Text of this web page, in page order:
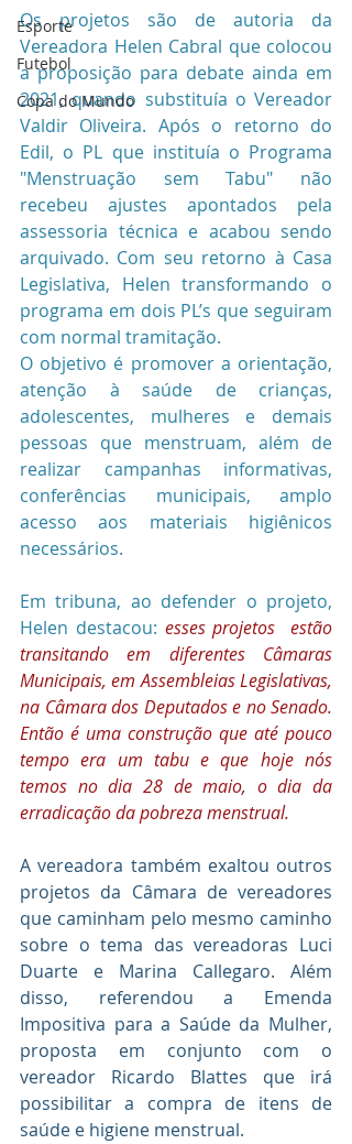
Esporte
Futebol
Copa do Mundo
Os projetos são de autoria da
Vereadora Helen Cabral que colocou
a proposição para debate ainda em
2021, quando substituía o Vereador
Valdir Oliveira. Após o retorno do
Edil, o PL que instituía o Programa
"Menstruação sem Tabu" não
recebeu ajustes apontados pela
assessoria técnica e acabou sendo
arquivado. Com seu retorno à Casa
Legislativa, Helen transformando o
programa em dois PL’s que seguiram
com normal tramitação.
O objetivo é promover a orientação,
atenção à saúde de crianças,
adolescentes, mulheres e demais
pessoas que menstruam, além de
realizar campanhas informativas,
conferências municipais, amplo
acesso aos materiais higiênicos
necessários.
Em tribuna, ao defender o projeto,
Helen destacou: esses projetos  estão
transitando em diferentes Câmaras
Municipais, em Assembleias Legislativas,
na Câmara dos Deputados e no Senado.
Então é uma construção que até pouco
tempo era um tabu e que hoje nós
temos no dia 28 de maio, o dia da
erradicação da pobreza menstrual.
A vereadora também exaltou outros
projetos da Câmara de vereadores
que caminham pelo mesmo caminho
sobre o tema das vereadoras Luci
Duarte e Marina Callegaro. Além
disso, referendou a Emenda
Impositiva para a Saúde da Mulher,
proposta em conjunto com o
vereador Ricardo Blattes que irá
possibilitar a compra de itens de
saúde e higiene menstrual.